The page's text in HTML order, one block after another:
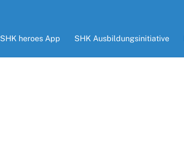
SHK heroes App SHK Ausbildungsinitiative